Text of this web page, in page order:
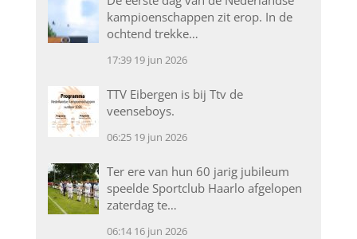
kampioenschappen zit erop. In de
ochtend trekke…
17:39 19 jun 2026
TTV Eibergen is bij Ttv de
veenseboys.
06:25 19 jun 2026
Ter ere van hun 60 jarig jubileum
speelde Sportclub Haarlo afgelopen
zaterdag te…
06:14 16 jun 2026